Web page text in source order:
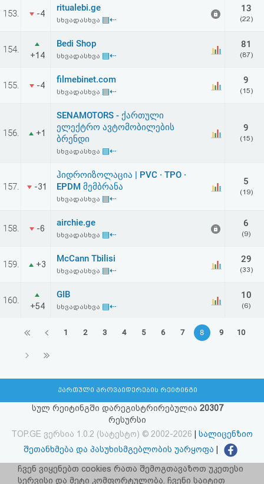
153. -4
ritualebi.ge
სხვადასხვა ▤⇠
13
(22)
154.
+14
Bedi Shop
სხვადასხვა ▤⇠
81
(87)
155. -4
filmebinet.com
სხვადასხვა ▤⇠
9
(15)
156. +1
SENAMOTORS - ქართული
ელექტრო ავტომობილების
ბრენდი
სხვადასხვა ▤⇠
9
(15)
157. -31
ჰიდროიზოლაცია | PVC · TPO ·
EPDM მემბრანა
სხვადასხვა ▤⇠
5
(19)
158. -6
airchie.ge
სხვადასხვა ▤⇠
6
(9)
159. +3
McCann Tbilisi
სხვადასხვა ▤⇠
29
(33)
160.
+54
GIB
სხვადასხვა ▤⇠
10
(6)
1 2 3 4 5 6 7 8 9 10
ქართული პროვაიდერების რეიტინგი
სულ რეიტინგში დარეგისტრირებულია 20307
რესურსი
TOP.GE ვერსია 1.0.2 (სატესტო) © 2002-2026
სალიცენზიო
შეთანხმება და პასუხისმგებლობის უარყოფა
facebook.com/TOP.GE
იხილეთ TOP.GE - ის ძველი ვერსია ბმულზე
ჩვენ ვიყენებთ cookies რათა შემოგთავაზოთ უკეთესი
სერვისი და მეტი კომფორტულობა. ჩვენი საიტით